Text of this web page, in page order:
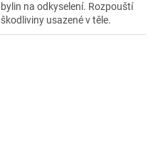
bylin na odkyselení. Rozpouští
škodliviny usazené v těle.